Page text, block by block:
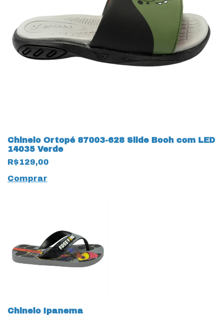
Chinelo Ortopé 87003-628 Slide Booh com LED
14035 Verde
R$129,00
Comprar
Chinelo Ipanema